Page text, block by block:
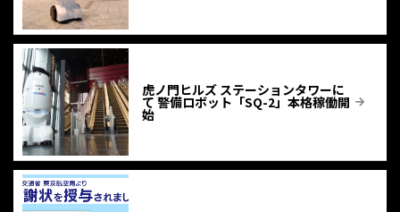
虎ノ門ヒルズ ステーションタワーに
て 警備ロボット「SQ-2」本格稼働開
始